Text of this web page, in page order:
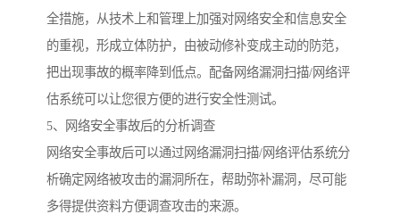
全措施，从技术上和管理上加强对网络安全和信息安全
的重视，形成立体防护，由被动修补变成主动的防范，
把出现事故的概率降到低点。配备网络漏洞扫描/网络评
估系统可以让您很方便的进行安全性测试。
5、网络安全事故后的分析调查
网络安全事故后可以通过网络漏洞扫描/网络评估系统分
析确定网络被攻击的漏洞所在，帮助弥补漏洞，尽可能
多得提供资料方便调查攻击的来源。